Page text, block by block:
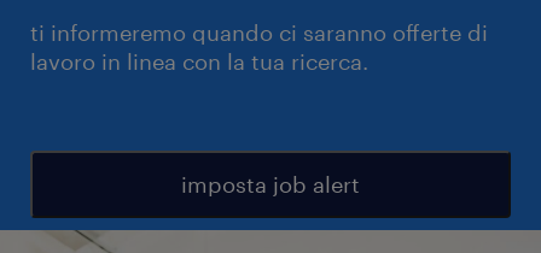
ti informeremo quando ci saranno offerte di
lavoro in linea con la tua ricerca.
imposta job alert